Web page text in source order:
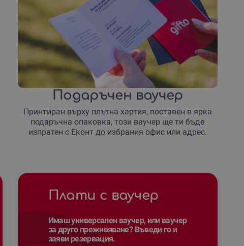
Подаръчен ваучер
Принтиран върху плътна хартия, поставен в ярка
подаръчна опаковка, този ваучер ще ти бъде
изпратен с Еконт до избрания офис или адрес.
Плати с ваучер
Имаш универсален ваучер, или ваучер
за друго преживяване? Въведи го и
заяви резервация.